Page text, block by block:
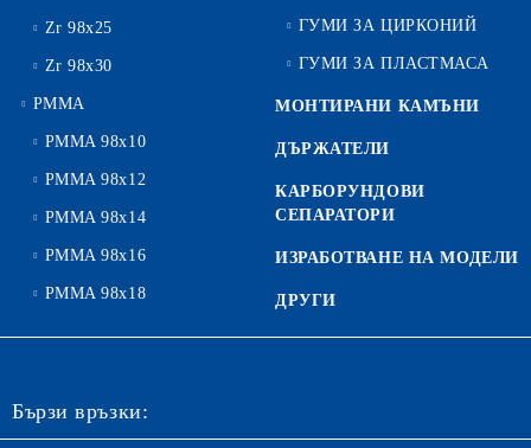
Zr 98x25
Zr 98x30
PMMA
PMMA 98x10
PMMA 98x12
PMMA 98x14
PMMA 98x16
PMMA 98x18
ГУМИ ЗА ЦИРКОНИЙ
ГУМИ ЗА ПЛАСТМАСА
МОНТИРАНИ КАМЪНИ
ДЪРЖАТЕЛИ
КАРБОРУНДОВИ
СЕПАРАТОРИ
ИЗРАБОТВАНЕ НА МОДЕЛИ
ДРУГИ
Бързи връзки: